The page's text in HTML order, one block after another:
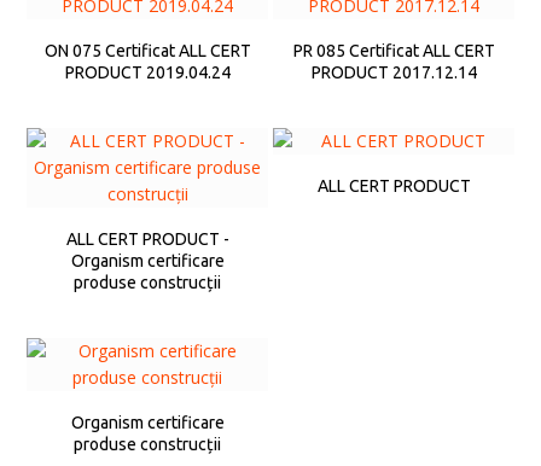
ON 075 Certificat ALL CERT
PRODUCT 2019.04.24
PR 085 Certificat ALL CERT
PRODUCT 2017.12.14
ALL CERT PRODUCT -
Organism certificare
produse construcții
ALL CERT PRODUCT
Organism certificare
produse construcții